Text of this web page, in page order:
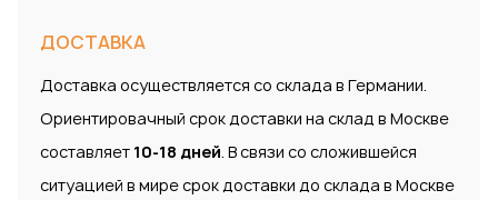
ДОСТАВКА
Доставка осуществляется со склада в Германии.
Ориентировачный срок доставки на склад в Москве
составляет 10-18 дней. В связи со сложившейся
ситуацией в мире срок доставки до склада в Москве